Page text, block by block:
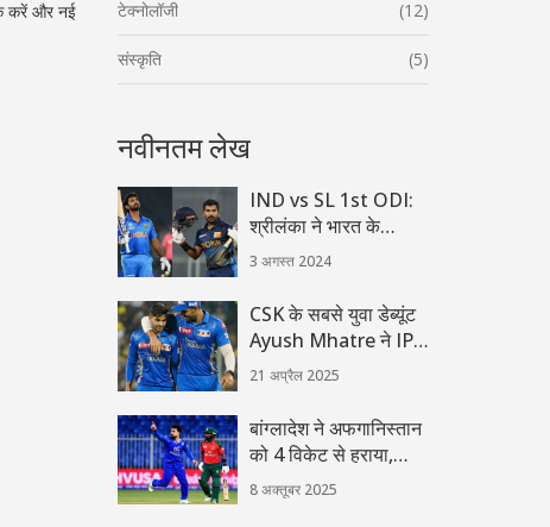
करें और नई
टेक्नोलॉजी (12)
संस्कृति (5)
नवीनतम लेख
IND vs SL 1st ODI:
श्रीलंका ने भारत के
खिलाफ किया रोमांचक टाई
3 अगस्त 2024
CSK के सबसे युवा डेब्यूंट
Ayush Mhatre ने IPL
2025 में मचाया धमाल, भाई
की आंखें हो गईं नम
21 अप्रैल 2025
बांग्लादेश ने अफगानिस्तान
को 4 विकेट से हराया,
शारजाह में अंतिम ODI
8 अक्तूबर 2025